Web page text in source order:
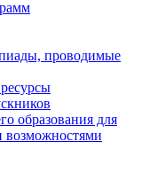
проводимые
образования для
возможностями